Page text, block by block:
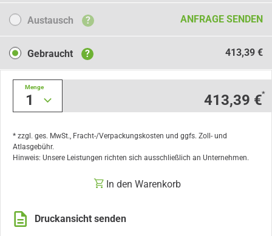
Austausch
Austausch ? ANFRAGE SENDEN
Gebraucht
Gebraucht ? 413,39 €
1
Menge
413,39 €*
* zzgl. ges. MwSt., Fracht-/Verpackungskosten und ggfs. Zoll- und
Atlasgebühr.
Hinweis: Unsere Leistungen richten sich ausschließlich an Unternehmen.
In den Warenkorb
Druckansicht senden